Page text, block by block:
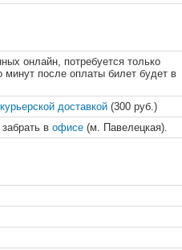
онлайн, потребуется только
минут после оплаты билет будет в
курьерской доставкой (300 руб.)
в офисе (м. Павелецкая).